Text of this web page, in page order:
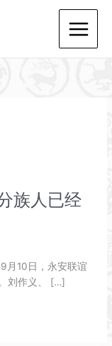
族人已经
月10日，永安联谊
刘作义、 […]